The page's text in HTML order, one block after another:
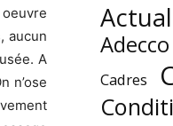
aucun
A
n’ose
Adecco
Cadres